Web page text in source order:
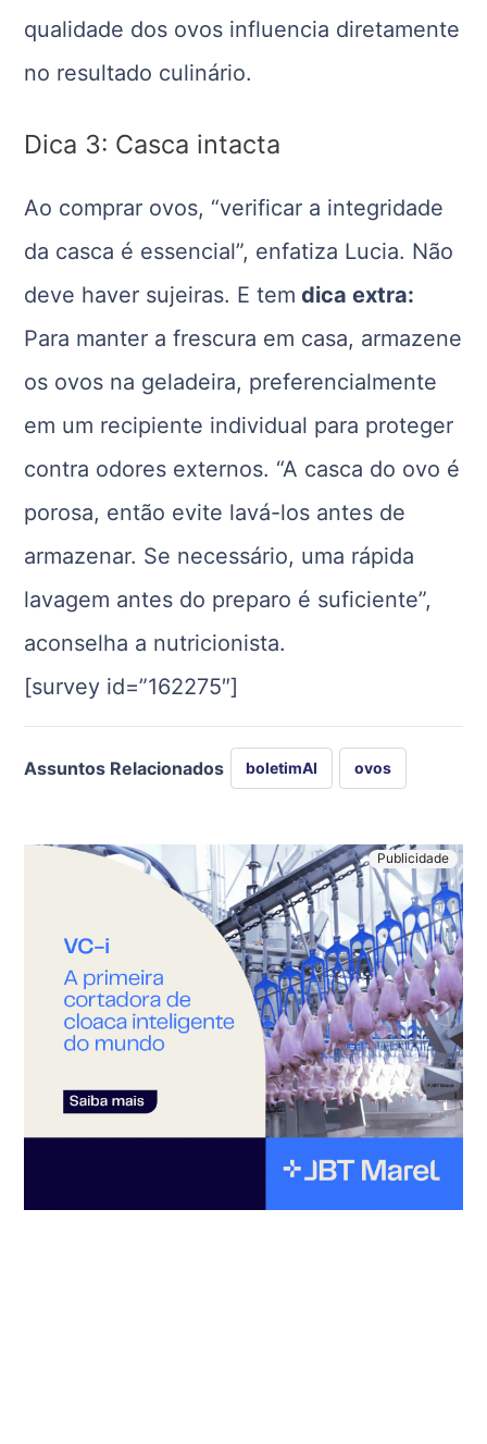
qualidade dos ovos influencia diretamente
no resultado culinário.
Dica 3: Casca intacta
Ao comprar ovos, “verificar a integridade
da casca é essencial”, enfatiza Lucia. Não
deve haver sujeiras. E tem dica extra:
Para manter a frescura em casa, armazene
os ovos na geladeira, preferencialmente
em um recipiente individual para proteger
contra odores externos. “A casca do ovo é
porosa, então evite lavá-los antes de
armazenar. Se necessário, uma rápida
lavagem antes do preparo é suficiente”,
aconselha a nutricionista.
[survey id=”162275″]
Assuntos Relacionados boletimAI ovos